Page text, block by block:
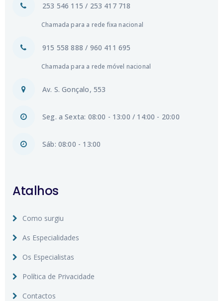
253 546 115 / 253 417 718
Chamada para a rede fixa nacional
915 558 888 / 960 411 695
Chamada para a rede móvel nacional
Av. S. Gonçalo, 553
Seg. a Sexta: 08:00 - 13:00 / 14:00 - 20:00
Sáb: 08:00 - 13:00
Atalhos
Como surgiu
As Especialidades
Os Especialistas
Política de Privacidade
Contactos